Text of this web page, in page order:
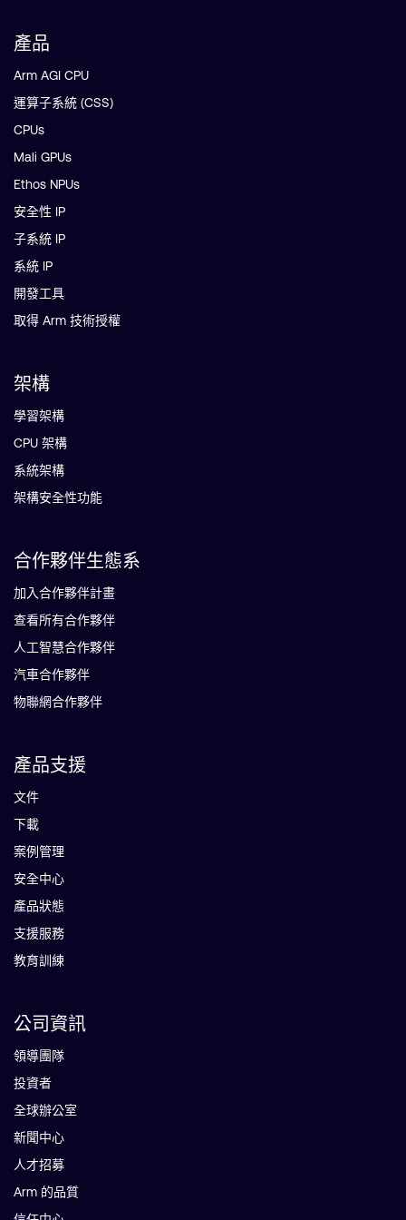
產品
Arm AGI CPU
運算子系統 (CSS)
CPUs
Mali GPUs
Ethos NPUs
安全性 IP
子系統 IP
系統 IP
開發工具
取得 Arm 技術授權
架構
學習架構
CPU 架構
系統架構
架構安全性功能
合作夥伴生態系
加入合作夥伴計畫
查看所有合作夥伴
人工智慧合作夥伴
汽車合作夥伴
物聯網合作夥伴
產品支援
文件
下載
案例管理
安全中心
產品狀態
支援服務
教育訓練
公司資訊
領導團隊
投資者
全球辦公室
新聞中心
人才招募
Arm 的品質